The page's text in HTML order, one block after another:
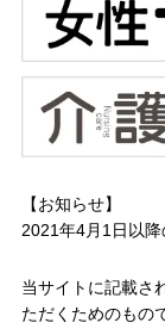
【お知らせ】
2021年4月1日以降
当サイトに記載さ
ただくためのもの